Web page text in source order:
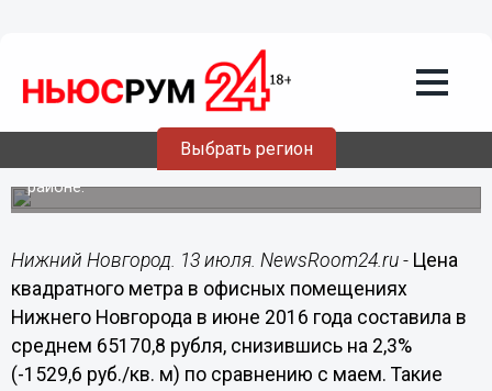
Выбрать регион
13.07.201609:20
Стоимость офисной недвижимости в
Нижнем Новгороде дешевеет
Наибольшее падение зафиксировано в Нижегородском
районе.
Нижний Новгород. 13 июля. NewsRoom24.ru - Цена
квадратного метра в офисных помещениях
Нижнего Новгорода в июне 2016 года составила в
среднем 65170,8 рубля, снизившись на 2,3%
(-1529,6 руб./кв. м) по сравнению с маем. Такие